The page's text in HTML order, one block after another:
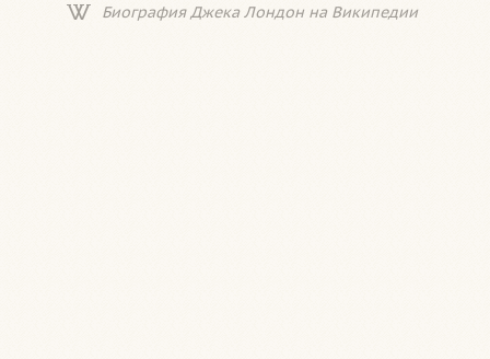
Биография Джека Лондон на Википедии